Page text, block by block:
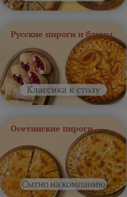
Русские пироги и блины
Осетинские пироги